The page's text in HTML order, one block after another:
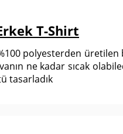
T-Shirt
polyesterden
ne kadar sıcak
tasarladık